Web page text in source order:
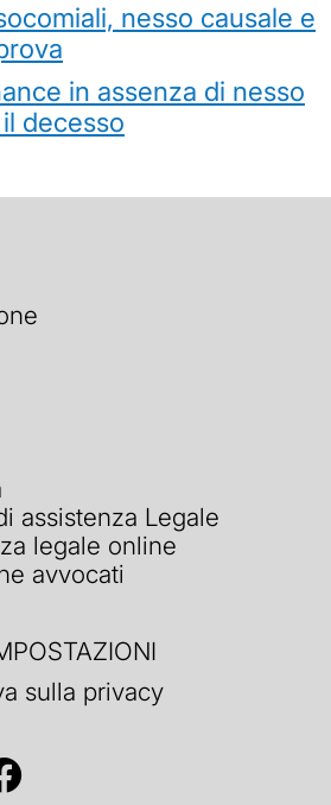
nesso causale e
in assenza di nesso
decesso
assistenza Legale
legale online
avvocati
sulla privacy